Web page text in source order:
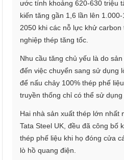
ước tính khoảng 620-630 triệu
kiến tăng gần 1,6 lần lên
2050 khi các nỗ lực khử
nghiệp thép tăng tốc.
Nhu cầu tăng chủ yếu là do
đến việc chuyển sang sử dụng
để nấu chảy 100% thép phế
truyền thống chỉ có thể sử dụng
Hai nhà sản xuất thép lớn nhất
Tata Steel UK, đều đã công bố
thép phế liệu khi họ đóng cửa
lò hồ quang điện.